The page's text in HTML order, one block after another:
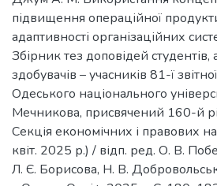
підвищення операційної
адаптивності організаційних
Збірник тез доповідей студентів,
здобувачів – учасників 81-ї
Одеського національного
Мечникова, присвячений 160-й
Секція економічних і правових
квіт. 2025 р.) / відп. ред. О. В.
Л. Є. Борисова, Н. В.